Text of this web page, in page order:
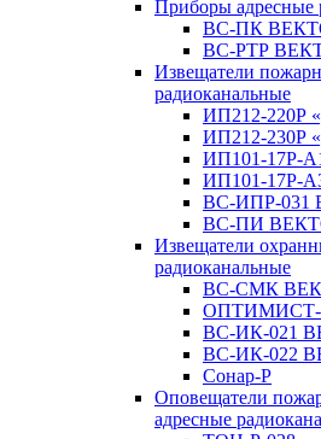
Приборы адресные
ВС-ПК
ВС-РТР
Извещатели
радиоканальные
ИП212-220Р
ИП212-230Р
ИП101-17Р-
ИП101-17Р-
ВС-ИПР-031
ВС-ПИ
Извещатели
радиоканальные
ВС-СМК
ВС-ИК-021
ВС-ИК-022
Сонар-Р
Оповещатели
адресные